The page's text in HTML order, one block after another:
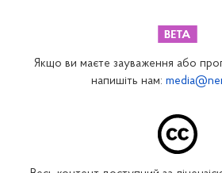
Якщо ви маєте зауваження або
напишіть нам: